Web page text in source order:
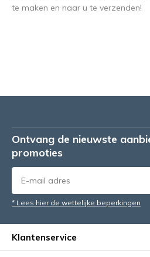
te maken en naar u te verzenden!
Ontvang de nieuwste
promoties
* Lees hier de wettelijke beperkingen
Klantenservice